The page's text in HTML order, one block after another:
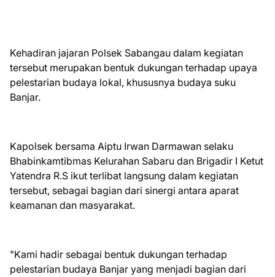
Kehadiran jajaran Polsek Sabangau dalam kegiatan
tersebut merupakan bentuk dukungan terhadap upaya
pelestarian budaya lokal, khususnya budaya suku
Banjar.
Kapolsek bersama Aiptu Irwan Darmawan selaku
Bhabinkamtibmas Kelurahan Sabaru dan Brigadir I Ketut
Yatendra R.S ikut terlibat langsung dalam kegiatan
tersebut, sebagai bagian dari sinergi antara aparat
keamanan dan masyarakat.
"Kami hadir sebagai bentuk dukungan terhadap
pelestarian budaya Banjar yang menjadi bagian dari